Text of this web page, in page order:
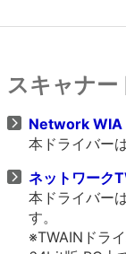
スキャナー
Network
本ドライバー
ネットワーク
本ドライバー
す。
※TWAINドラ